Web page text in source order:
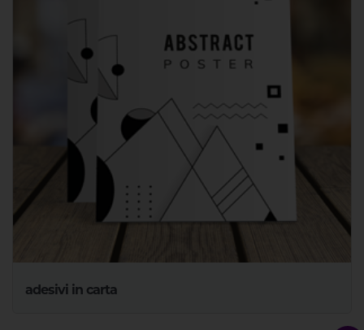
adesivi in carta